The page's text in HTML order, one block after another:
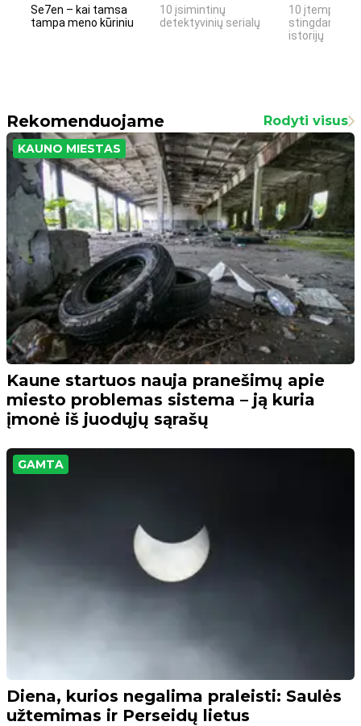
Se7en – kai tamsa
tampa meno kūriniu
10 įsimintinų
detektyvinių serialų
10 įtemptų,
stingdančių
istorijų
Rekomenduojame Rodyti visus
KAUNO MIESTAS
Kaune startuos nauja pranešimų apie
miesto problemas sistema – ją kuria
įmonė iš juodųjų sąrašų
GAMTA
Diena, kurios negalima praleisti: Saulės
užtemimas ir Perseidų lietus